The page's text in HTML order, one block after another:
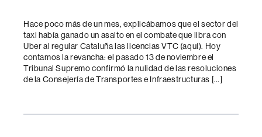
Hace poco más de un mes, explicábamos que el sector del
taxi había ganado un asalto en el combate que libra con
Uber al regular Cataluña las licencias VTC (aquí). Hoy
contamos la revancha: el pasado 13 de noviembre el
Tribunal Supremo confirmó la nulidad de las resoluciones
de la Consejería de Transportes e Infraestructuras […]